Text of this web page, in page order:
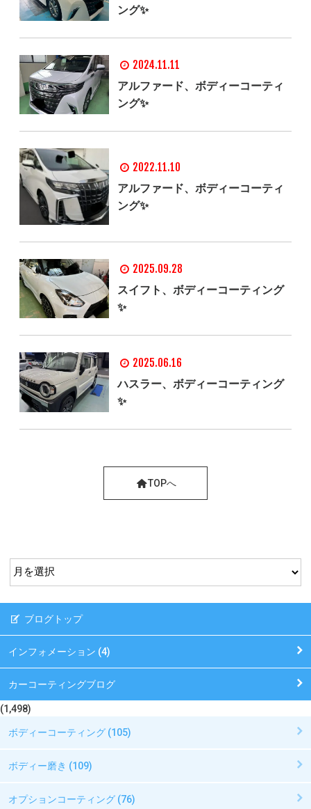
ング✨
2024.11.11
アルファード、ボディーコーティ
ング✨
2022.11.10
アルファード、ボディーコーティ
ング✨
2025.09.28
スイフト、ボディーコーティング
✨
2025.06.16
ハスラー、ボディーコーティング
✨
TOPへ
ブログトップ
インフォメーション (4)
カーコーティングブログ
(1,498)
ボディーコーティング (105)
ボディー磨き (109)
オプションコーティング (76)